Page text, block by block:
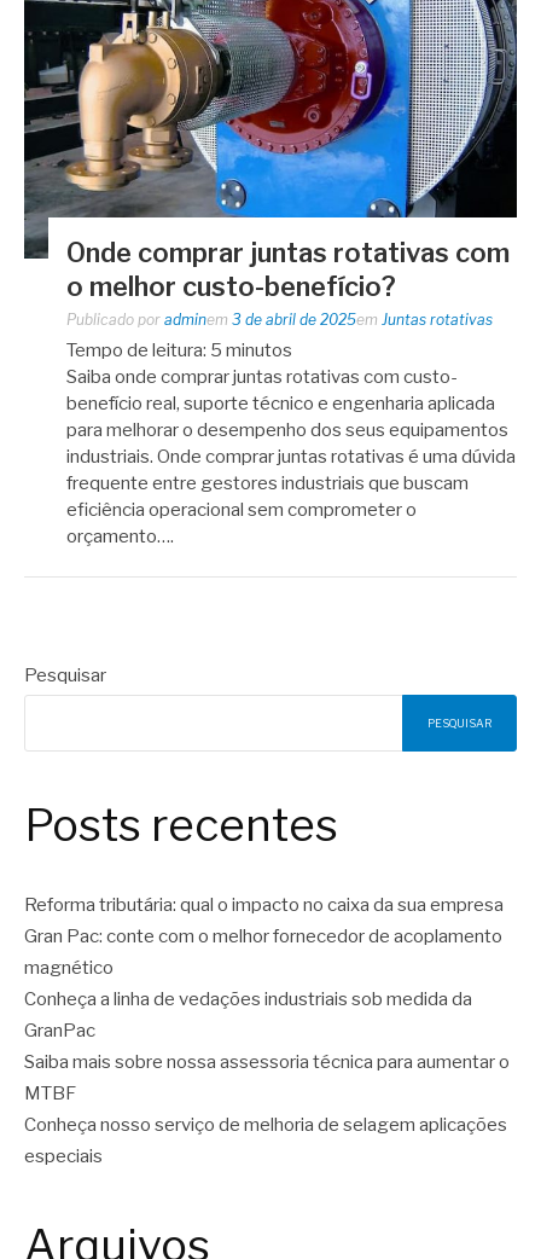
Onde comprar juntas rotativas com
o melhor custo-benefício?
Publicado por adminem 3 de abril de 2025em Juntas rotativas
Tempo de leitura: 5 minutos
Saiba onde comprar juntas rotativas com custo-
benefício real, suporte técnico e engenharia aplicada
para melhorar o desempenho dos seus equipamentos
industriais. Onde comprar juntas rotativas é uma dúvida
frequente entre gestores industriais que buscam
eficiência operacional sem comprometer o
orçamento….
Pesquisar
PESQUISAR
Posts recentes
Reforma tributária: qual o impacto no caixa da sua empresa
Gran Pac: conte com o melhor fornecedor de acoplamento
magnético
Conheça a linha de vedações industriais sob medida da
GranPac
Saiba mais sobre nossa assessoria técnica para aumentar o
MTBF
Conheça nosso serviço de melhoria de selagem aplicações
especiais
Arquivos